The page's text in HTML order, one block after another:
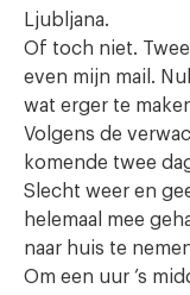
Ljubljana.
Of toch niet.
even mijn mail.
wat erger te
Volgens de
komende twee
Slecht weer en
helemaal mee
naar huis te
Om een uur ’s